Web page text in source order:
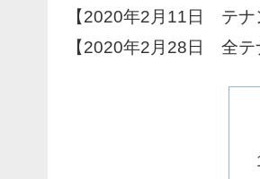
【2020年2月11日 テナ
【2020年2月28日 全テ